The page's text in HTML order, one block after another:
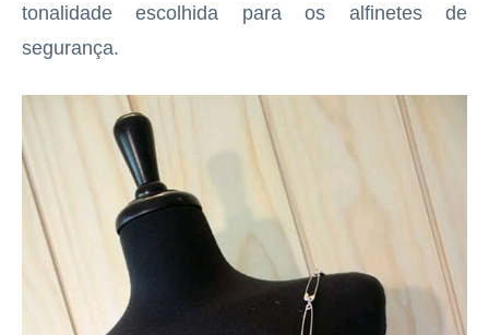
tonalidade escolhida para os alfinetes de
segurança.